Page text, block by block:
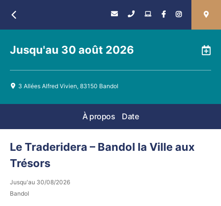
Jusqu'au 30 août 2026
3 Allées Alfred Vivien, 83150 Bandol
À propos Date
Le Traderidera – Bandol la Ville aux
Trésors
Jusqu'au 30/08/2026
Bandol